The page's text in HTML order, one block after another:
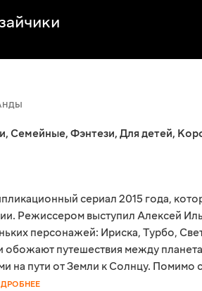
, Семейные, Фэнтези, Для детей,
сериал 2015 года,
Режиссером выступил Алексей
персонажей: Ириска, Турбо,
обожают путешествия между
на пути от Земли к Солнцу. Помимо